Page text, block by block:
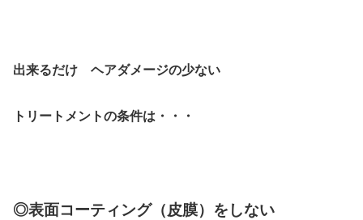
出来るだけ ヘアダメージの少ない
トリートメントの条件は・・・
◎表面コーティング（皮膜）をしない